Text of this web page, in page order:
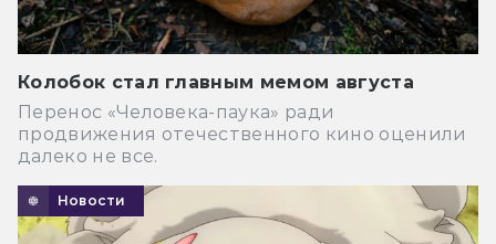
Колобок стал главным мемом августа
Перенос «Человека-паука» ради
продвижения отечественного кино оценили
далеко не все.
Новости